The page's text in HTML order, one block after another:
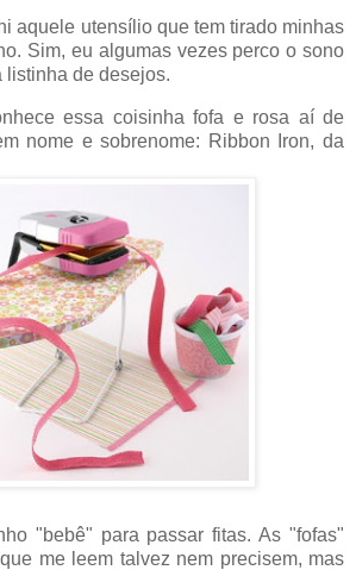
aquele utensílio que tem tirado minhas
Sim, eu algumas vezes perco o sono
listinha de desejos.
essa coisinha fofa e rosa aí de
nome e sobrenome: Ribbon Iron, da
"bebê" para passar fitas. As "fofas"
me leem talvez nem precisem, mas